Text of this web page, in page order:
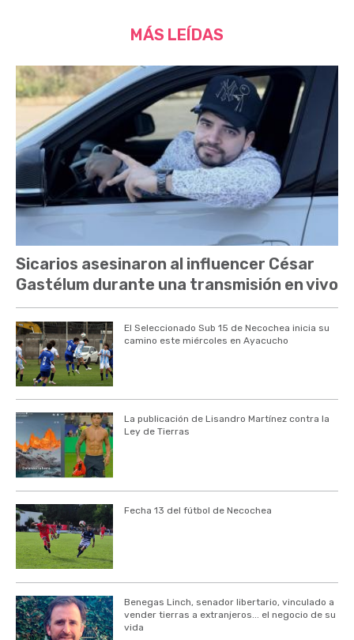
MÁS LEÍDAS
Sicarios asesinaron al influencer César
Gastélum durante una transmisión en vivo
El Seleccionado Sub 15 de Necochea inicia su
camino este miércoles en Ayacucho
La publicación de Lisandro Martínez contra la
Ley de Tierras
Fecha 13 del fútbol de Necochea
Benegas Linch, senador libertario, vinculado a
vender tierras a extranjeros... el negocio de su
vida